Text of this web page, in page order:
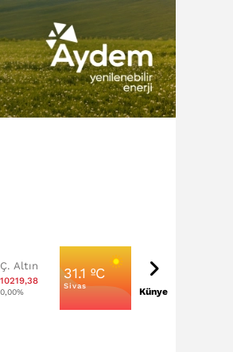
Ç. Altın
10219,38
0,00%
31.1 ºC
Sivas
Künye